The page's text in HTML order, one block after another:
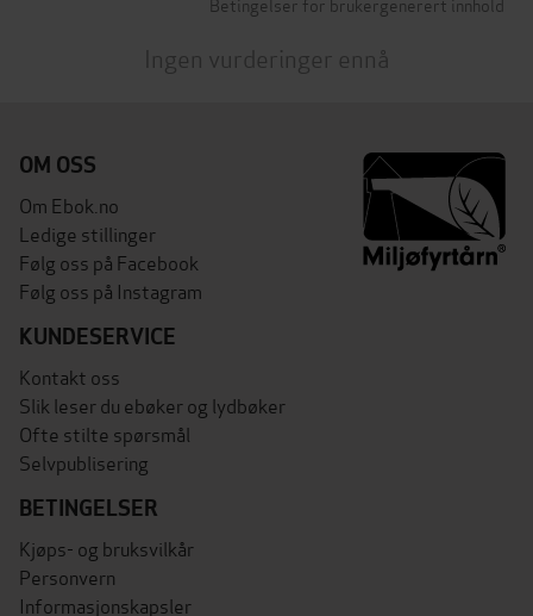
Ingen vurderinger ennå
OM OSS
Om Ebok.no
Ledige stillinger
Følg oss på Facebook
Følg oss på Instagram
KUNDESERVICE
Kontakt oss
Slik leser du ebøker og lydbøker
Ofte stilte spørsmål
Selvpublisering
BETINGELSER
Kjøps- og bruksvilkår
Personvern
Informasjonskapsler